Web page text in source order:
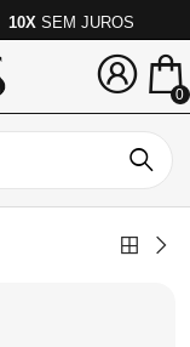
10X SEM JUROS
0